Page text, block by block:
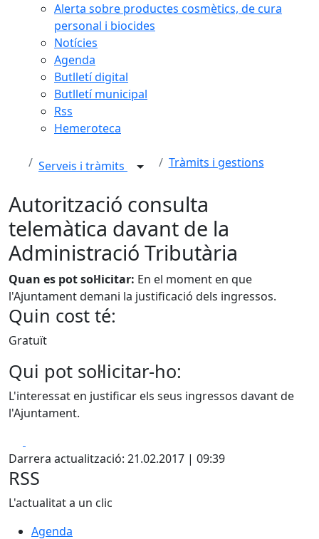
Alerta sobre productes cosmètics, de cura
personal i biocides
Notícies
Agenda
Butlletí digital
Butlletí municipal
Rss
Hemeroteca
Serveis i tràmits Tràmits i gestions
Autorització consulta
telemàtica davant de la
Administració Tributària
Quan es pot sol·licitar: En el moment en que
l'Ajuntament demani la justificació dels ingressos.
Quin cost té:
Gratuït
Qui pot sol·licitar-ho:
L'interessat en justificar els seus ingressos davant de
l'Ajuntament.
Darrera actualització: 21.02.2017 | 09:39
RSS
L'actualitat a un clic
Agenda